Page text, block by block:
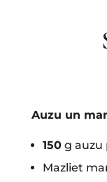
Auzu un
150g auzu
Mazliet